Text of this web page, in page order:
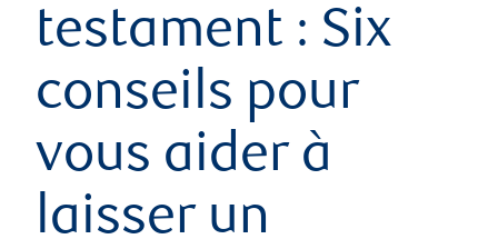
testament : Six
conseils pour
vous aider à
laisser un